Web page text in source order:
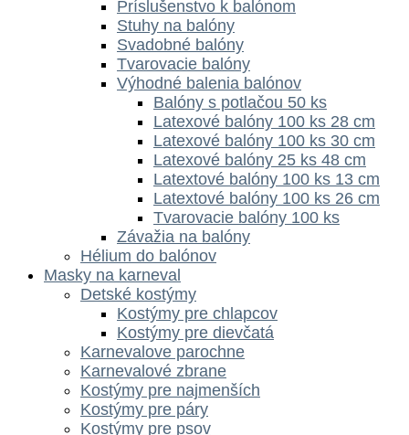
Príslušenstvo k balónom
Stuhy na balóny
Svadobné balóny
Tvarovacie balóny
Výhodné balenia balónov
Balóny s potlačou 50 ks
Latexové balóny 100 ks 28 cm
Latexové balóny 100 ks 30 cm
Latexové balóny 25 ks 48 cm
Latextové balóny 100 ks 13 cm
Latextové balóny 100 ks 26 cm
Tvarovacie balóny 100 ks
Závažia na balóny
Hélium do balónov
Masky na karneval
Detské kostýmy
Kostýmy pre chlapcov
Kostýmy pre dievčatá
Karnevalove parochne
Karnevalové zbrane
Kostýmy pre najmenších
Kostýmy pre páry
Kostýmy pre psov